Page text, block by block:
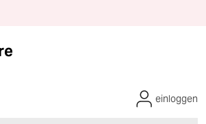
einloggen